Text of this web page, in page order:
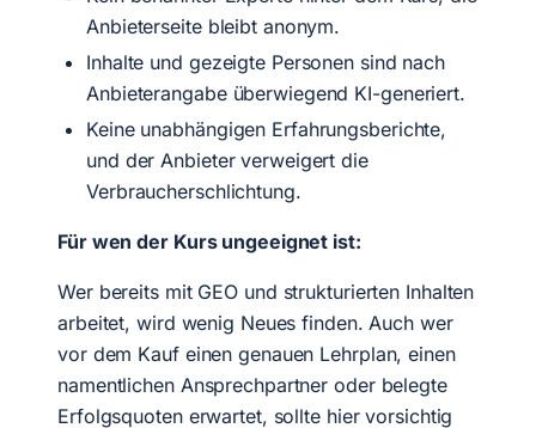
Anbieterseite bleibt anonym.
Inhalte und gezeigte Personen sind nach
Anbieterangabe überwiegend KI-generiert.
Keine unabhängigen Erfahrungsberichte,
und der Anbieter verweigert die
Verbraucherschlichtung.
Für wen der Kurs ungeeignet ist:
Wer bereits mit GEO und strukturierten Inhalten
arbeitet, wird wenig Neues finden. Auch wer
vor dem Kauf einen genauen Lehrplan, einen
namentlichen Ansprechpartner oder belegte
Erfolgsquoten erwartet, sollte hier vorsichtig